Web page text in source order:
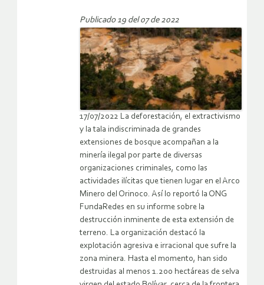
Publicado 19 del 07 de 2022
17/07/2022 La deforestación, el extractivismo
y la tala indiscriminada de grandes
extensiones de bosque acompañan a la
minería ilegal por parte de diversas
organizaciones criminales, como las
actividades ilícitas que tienen lugar en el Arco
Minero del Orinoco. Así lo reportó la ONG
FundaRedes en su informe sobre la
destrucción inminente de esta extensión de
terreno. La organización destacó la
explotación agresiva e irracional que sufre la
zona minera. Hasta el momento, han sido
destruidas al menos 1.200 hectáreas de selva